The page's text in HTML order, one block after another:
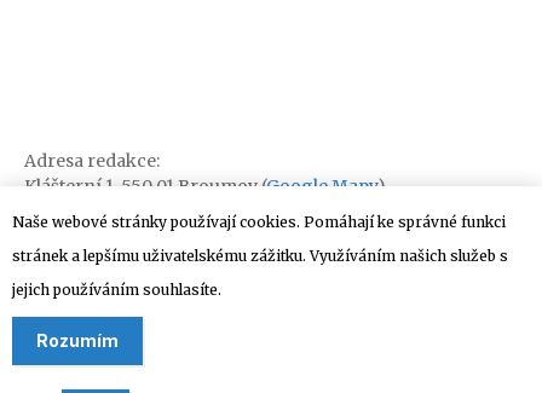
Adresa redakce:
Klášterní 1, 550 01 Broumov (Google Mapy)
Naše webové stránky používají cookies. Pomáhají ke správné funkci
stránek a lepšímu uživatelskému zážitku. Využíváním našich služeb s
jejich používáním souhlasíte.
Rozumím